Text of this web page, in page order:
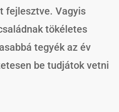
fejlesztve. Vagyis
tökéletes
tegyék az év
be tudjátok vetni